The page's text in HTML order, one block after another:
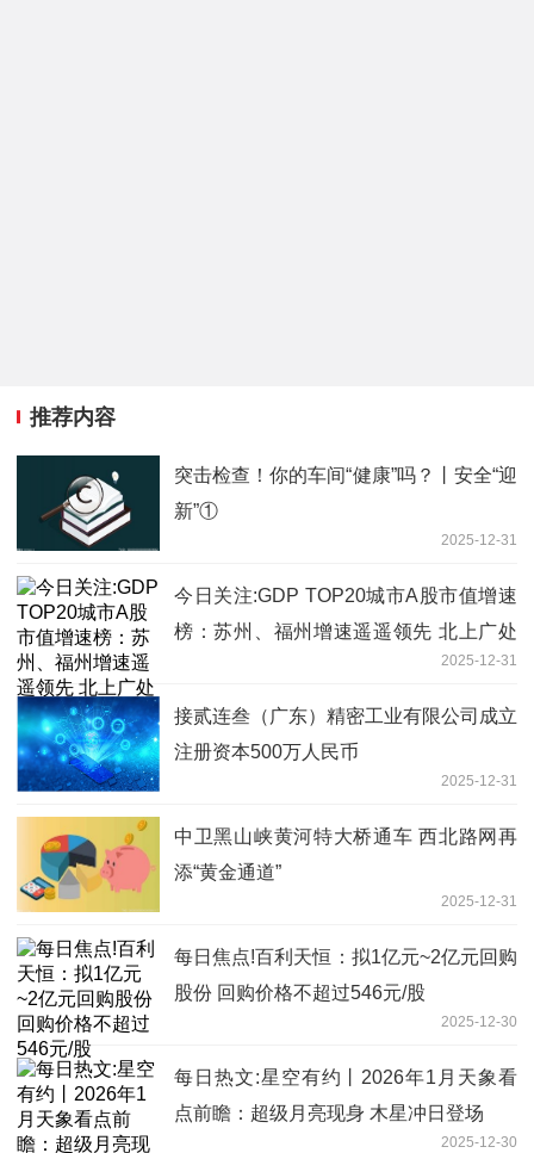
推荐内容
突击检查！你的车间“健康”吗？丨安全“迎
新”①
2025-12-31
今日关注:GDP TOP20城市A股市值增速
榜：苏州、福州增速遥遥领先 北上广处
2025-12-31
接贰连叁（广东）精密工业有限公司成立
注册资本500万人民币
2025-12-31
中卫黑山峡黄河特大桥通车 西北路网再
添“黄金通道”
2025-12-31
每日焦点!百利天恒：拟1亿元~2亿元回购
股份 回购价格不超过546元/股
2025-12-30
每日热文:星空有约丨2026年1月天象看
点前瞻：超级月亮现身 木星冲日登场
2025-12-30